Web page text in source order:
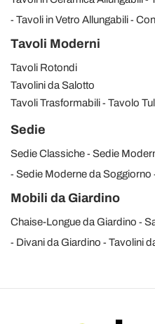
Tavoli in Vetro Allungabili
Tavoli Moderni
Tavoli Rotondi
Tavolini da Salotto
Tavoli Trasformabili
Tavolo
Sedie
Sedie Classiche
Sedie
Sedie Moderne da Soggiorno
Mobili da Giardino
Chaise-Longue da Giardino
Divani da Giardino
Tavolini